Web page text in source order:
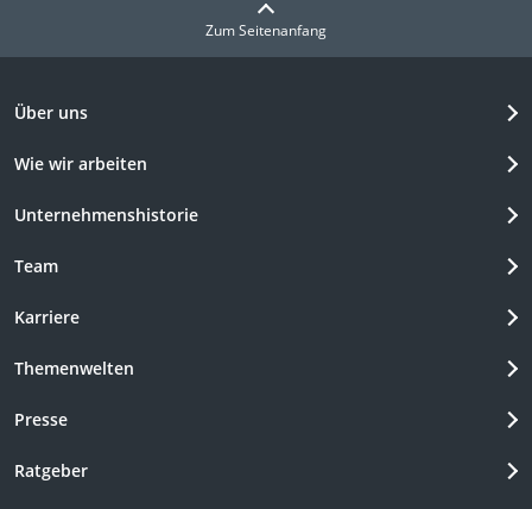
Zum Seitenanfang
Über uns
Wie wir arbeiten
Unternehmenshistorie
Team
Karriere
Themenwelten
Presse
Ratgeber